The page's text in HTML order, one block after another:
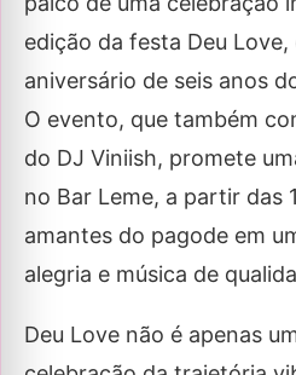
edição da festa Deu Love,
aniversário de seis anos
O evento, que também
do DJ Viniish, promete
no Bar Leme, a partir das
amantes do pagode em
alegria e música de
Deu Love não é apenas